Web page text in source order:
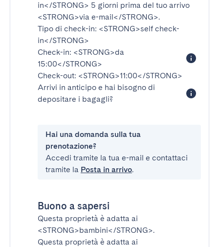
in</STRONG> 5 giorni prima del tuo arrivo
<STRONG>via e-mail</STRONG>.
Tipo di check-in: <STRONG>self check-
in</STRONG>
Check-in: <STRONG>da
15:00</STRONG>
Check-out: <STRONG>11:00</STRONG>
Arrivi in anticipo e hai bisogno di
depositare i bagagli?
Hai una domanda sulla tua
prenotazione?
Accedi tramite la tua e-mail e contattaci
tramite la Posta in arrivo.
Buono a sapersi
Questa proprietà è adatta ai
<STRONG>bambini</STRONG>.
Questa proprietà è adatta ai